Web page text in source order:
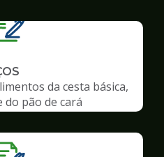
da cesta básica,
do pão de cará